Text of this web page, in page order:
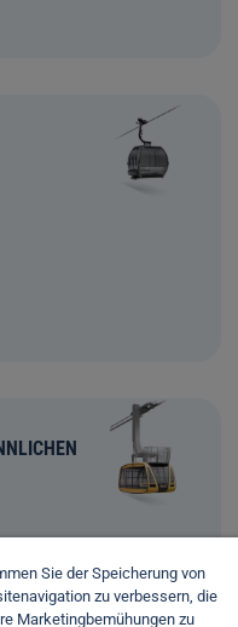
Sie der Speicherung von
zu verbessern, die
Marketingbemühungen zu